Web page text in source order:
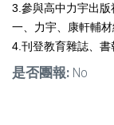
3.參與高中力宇出
一、力宇、康軒輔材
4.刊登教育雜誌、書
是否團報: No